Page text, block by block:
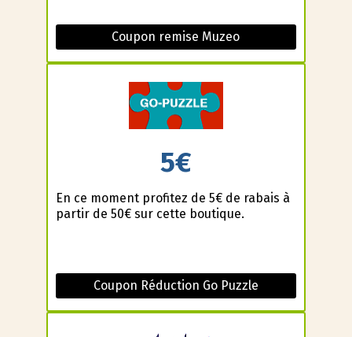
Coupon remise Muzeo
5€
En ce moment profitez de 5€ de rabais à
partir de 50€ sur cette boutique.
Coupon Réduction Go Puzzle